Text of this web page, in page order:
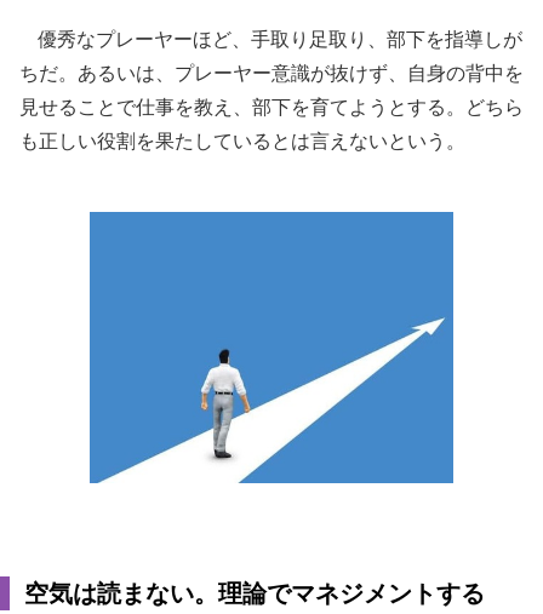
優秀なプレーヤーほど、手取り足取り、部下を指導しが
ちだ。あるいは、プレーヤー意識が抜けず、自身の背中を
見せることで仕事を教え、部下を育てようとする。どちら
も正しい役割を果たしているとは言えないという。
空気は読まない。理論でマネジメントする